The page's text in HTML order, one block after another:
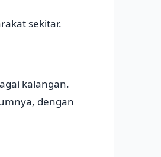
sekitar.
kalangan.
dengan